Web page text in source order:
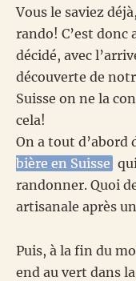
Vous le saviez
rando! C’est donc
décidé, avec
découverte de
Suisse on ne la
cela!
On a tout d’abord
bière en Suisse
randonner. Quoi
artisanale après
Puis, à la fin du
end au vert dans